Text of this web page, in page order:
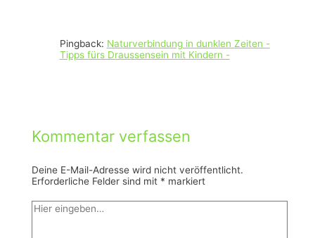
Pingback: Naturverbindung in dunklen Zeiten -
Tipps fürs Draussensein mit Kindern -
Kommentar verfassen
Deine E-Mail-Adresse wird nicht veröffentlicht.
Erforderliche Felder sind mit * markiert
Hier
eingeben…